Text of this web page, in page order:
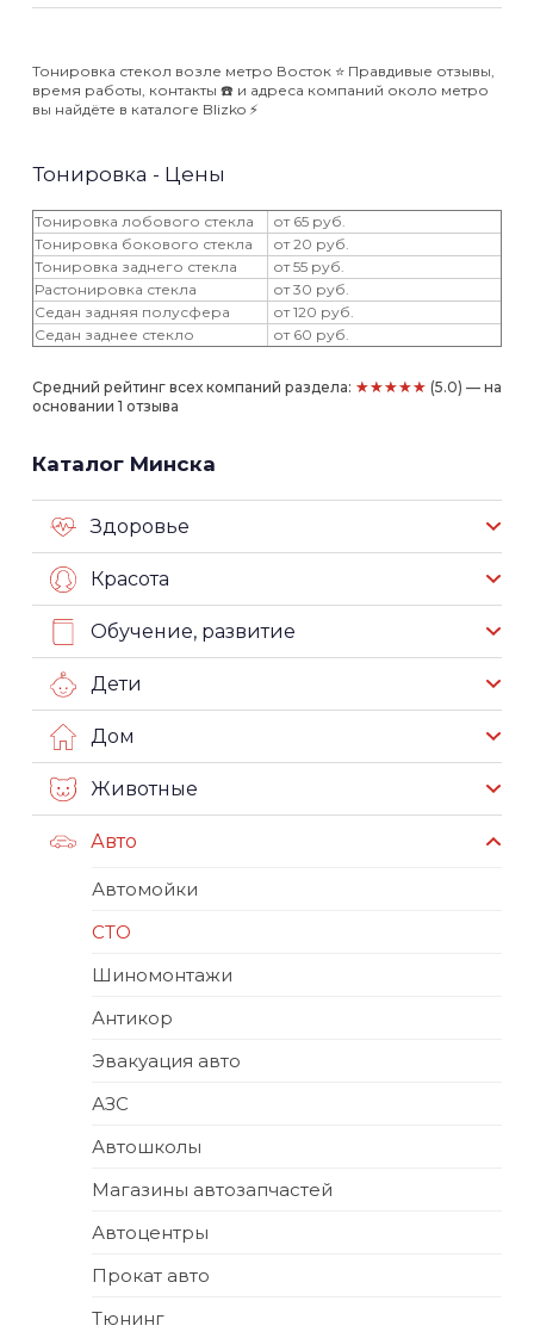
Тонировка стекол возле метро Восток ⭐️ Правдивые отзывы,
время работы, контакты ☎️ и адреса компаний около метро
вы найдёте в каталоге Blizko ⚡️
Тонировка - Цены
Тонировка лобового стекла
от 65 руб.
Тонировка бокового стекла
от 20 руб.
Тонировка заднего стекла
от 55 руб.
Растонировка стекла
от 30 руб.
Седан задняя полусфера
от 120 руб.
Седан заднее стекло
от 60 руб.
Средний рейтинг всех компаний раздела: ★★★★★ (5.0) — на
основании 1 отзыва
Каталог Минска
Здоровье
Красота
Обучение, развитие
Дети
Дом
Животные
Авто
Автомойки
СТО
Шиномонтажи
Антикор
Эвакуация авто
АЗС
Автошколы
Магазины автозапчастей
Автоцентры
Прокат авто
Тюнинг